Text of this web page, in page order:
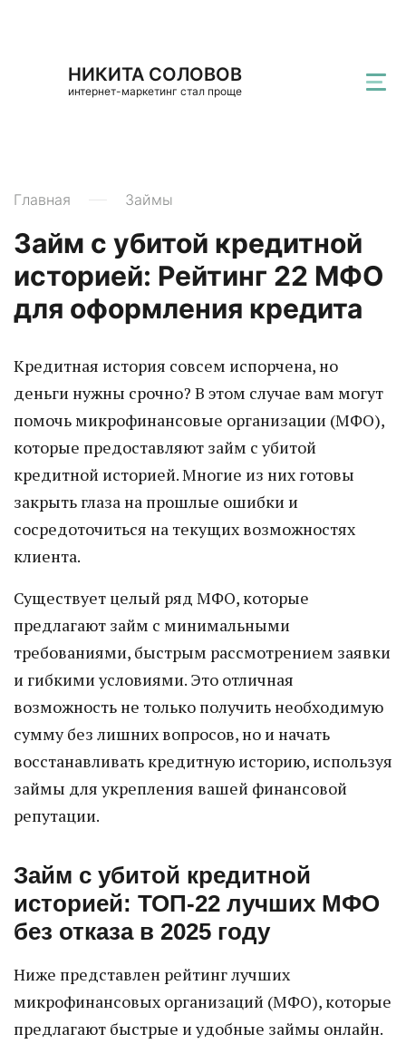
НИКИТА СОЛОВОВ
интернет-маркетинг стал проще
Главная Займы
Займ с убитой кредитной
историей: Рейтинг 22 МФО
для оформления кредита
Кредитная история совсем испорчена, но
деньги нужны срочно? В этом случае вам могут
помочь микрофинансовые организации (МФО),
которые предоставляют займ с убитой
кредитной историей. Многие из них готовы
закрыть глаза на прошлые ошибки и
сосредоточиться на текущих возможностях
клиента.
Существует целый ряд МФО, которые
предлагают займ с минимальными
требованиями, быстрым рассмотрением заявки
и гибкими условиями. Это отличная
возможность не только получить необходимую
сумму без лишних вопросов, но и начать
восстанавливать кредитную историю, используя
займы для укрепления вашей финансовой
репутации.
Займ с убитой кредитной
историей: ТОП-22 лучших МФО
без отказа в 2025 году
Ниже представлен рейтинг лучших
микрофинансовых организаций (МФО), которые
предлагают быстрые и удобные займы онлайн.